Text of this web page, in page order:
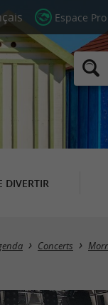
Espace Pro
DIVERTIR
Concerts